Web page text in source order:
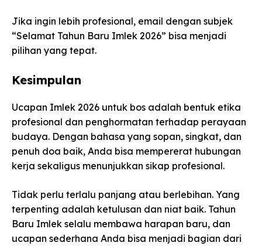
Jika ingin lebih profesional, email dengan subjek
“Selamat Tahun Baru Imlek 2026” bisa menjadi
pilihan yang tepat.
Kesimpulan
Ucapan Imlek 2026 untuk bos adalah bentuk etika
profesional dan penghormatan terhadap perayaan
budaya. Dengan bahasa yang sopan, singkat, dan
penuh doa baik, Anda bisa mempererat hubungan
kerja sekaligus menunjukkan sikap profesional.
Tidak perlu terlalu panjang atau berlebihan. Yang
terpenting adalah ketulusan dan niat baik. Tahun
Baru Imlek selalu membawa harapan baru, dan
ucapan sederhana Anda bisa menjadi bagian dari